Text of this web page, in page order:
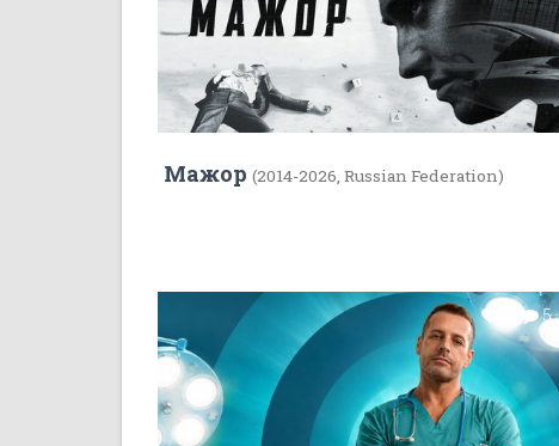
Мажор (2014-2026, Russian Federation)
5